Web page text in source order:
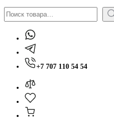
Поиск
+7 707 110 54 54